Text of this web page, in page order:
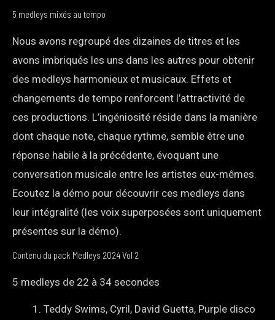
5 medleys mixés au tempo
Nous avons regroupé des dizaines de titres et les
avons imbriqués les uns dans les autres pour obtenir
des medleys harmonieux et musicaux. Effets et
changements de tempo renforcent l’attractivité de
ces productions. L’ingéniosité réside dans la manière
dont chaque note, chaque rythme, semble être une
réponse habile à la précédente, évoquant une
conversation musicale entre les artistes eux-mêmes.
Ecoutez la démo pour découvrir ces medleys dans
leur intégralité (les voix superposées sont uniquement
présentes sur la démo).
Contenu du pack Medleys 2024 Vol 2
5 medleys de 22 à 34 secondes
Teddy Swims, Cyril, David Guetta, Purple disco